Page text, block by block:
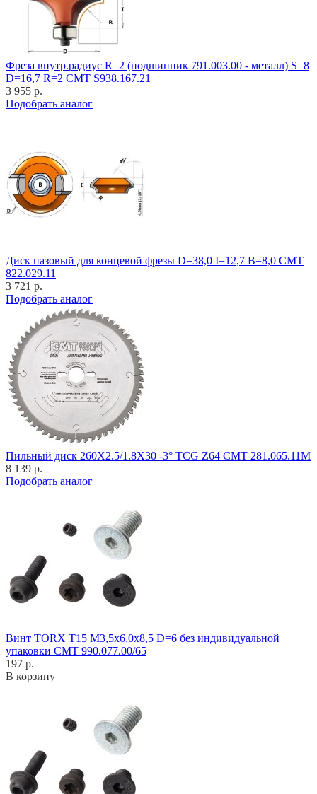
Фреза внутр.радиус R=2 (подшипник 791.003.00 - металл) S=8
D=16,7 R=2 CMT S938.167.21
3 955 р.
Подобрать аналог
Диск пазовый для концевой фрезы D=38,0 I=12,7 B=8,0 CMT
822.029.11
3 721 р.
Подобрать аналог
Пильный диск 260X2.5/1.8X30 -3° TCG Z64 CMT 281.065.11M
8 139 р.
Подобрать аналог
Винт TORX T15 M3,5x6,0x8,5 D=6 без индивидуальной
упаковки CMT 990.077.00/65
197 р.
В корзину